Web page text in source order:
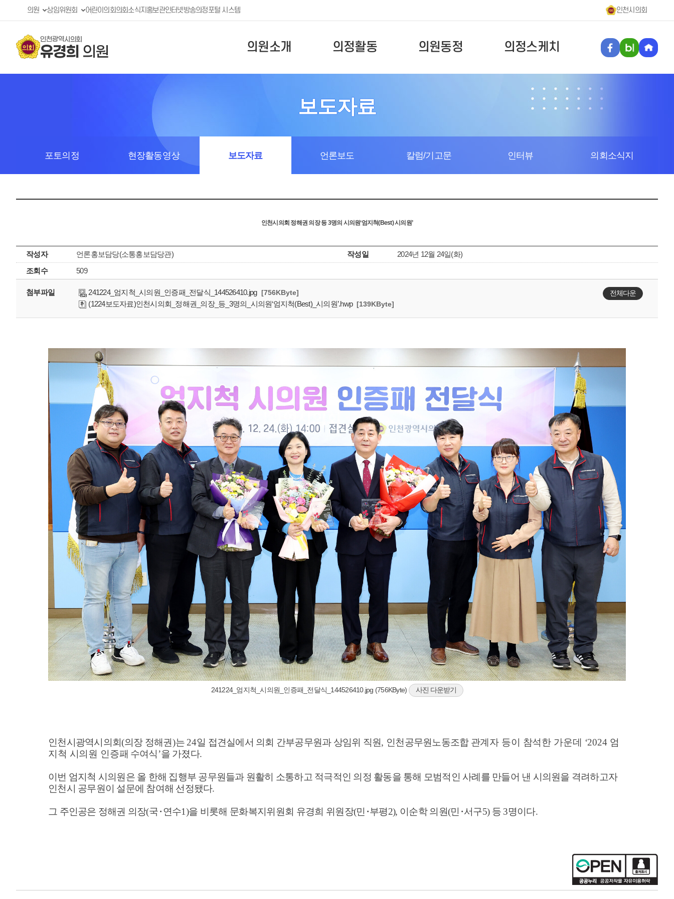
의원 상임위원회 어린이의회의회소식지 홍보관인터넷방송의정포털 시스템 인천시의회
인천광역시의회
유경희 의원 의원소개 의정활동 의원동정 의정스케치
보도자료
포토의정 현장활동영상 보도자료 언론보도 칼럼/기고문 인터뷰 의회소식지
인천시의회 정해권 의장 등 3명의 시의원‘엄지척(Best) 시의원’
작성자 언론홍보담당(소통홍보담당관) 작성일
2024년 12월 24일(화)
조회수
509
첨부파일 241224_엄지척_시의원_인증패_전달식_144526410.jpg [756KByte]
(1224보도자료)인천시의회_정해권_의장_등_3명의_시의원‘엄지척(Best)_시의원’.hwp [139KByte]
전체다운
241224_엄지척_시의원_인증패_전달식_144526410.jpg (756KByte) 사진 다운받기
인천시광역시의회(의장 정해권)는 24일 접견실에서 의회 간부공무원과 상임위 직원, 인천공무원노동조합 관계자 등이 참석한 가운데 ‘2024 엄
지척 시의원 인증패 수여식’을 가졌다.
이번 엄지척 시의원은 올 한해 집행부 공무원들과 원활히 소통하고 적극적인 의정 활동을 통해 모범적인 사례를 만들어 낸 시의원을 격려하고자
인천시 공무원이 설문에 참여해 선정됐다.
그 주인공은 정해권 의장(국･연수1)을 비롯해 문화복지위원회 유경희 위원장(민 ･부평2), 이순학 의원(민 ･서구5) 등 3명이다.